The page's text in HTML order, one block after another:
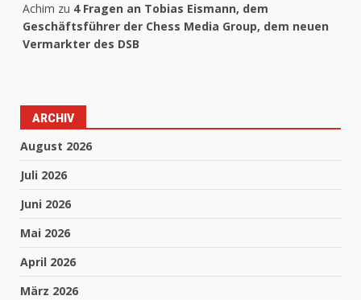
Achim zu 4 Fragen an Tobias Eismann, dem
Geschäftsführer der Chess Media Group, dem neuen
Vermarkter des DSB
ARCHIV
August 2026
Juli 2026
Juni 2026
Mai 2026
April 2026
März 2026